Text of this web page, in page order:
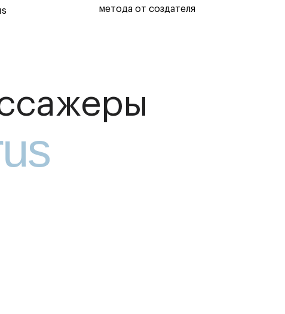
метода от создателя